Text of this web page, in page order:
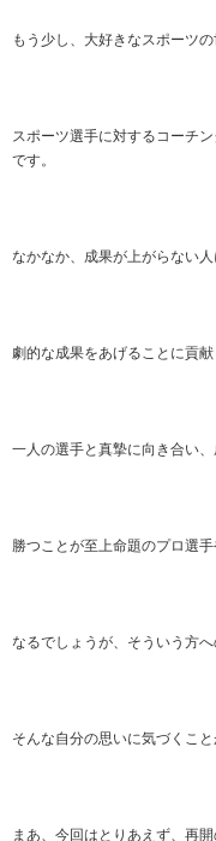
もう少し、大好きなスポーツ
スポーツ選手に対するコーチ
です。
なかなか、成果が上がらない
劇的な成果をあげることに貢献
一人の選手と真摯に向き合い、
勝つことが至上命題のプロ選
なるでしょうが、そういう方へ
そんな自分の思いに気づくこと
まあ、今回はとりあえず、再